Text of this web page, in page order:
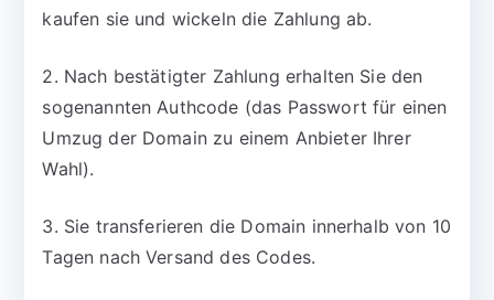
kaufen sie und wickeln die Zahlung ab.
2. Nach bestätigter Zahlung erhalten Sie den
sogenannten Authcode (das Passwort für einen
Umzug der Domain zu einem Anbieter Ihrer
Wahl).
3. Sie transferieren die Domain innerhalb von 10
Tagen nach Versand des Codes.